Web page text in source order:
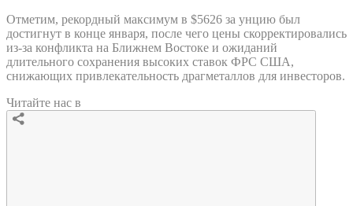
Отметим, рекордный максимум в $5626 за унцию был
достигнут в конце января, после чего цены скорректировались
из-за конфликта на Ближнем Востоке и ожиданий
длительного сохранения высоких ставок ФРС США,
снижающих привлекательность драгметаллов для инвесторов.
Читайте нас в